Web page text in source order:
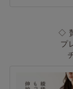
◇
プ